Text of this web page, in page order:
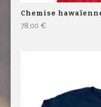
Chemise
78,00 €